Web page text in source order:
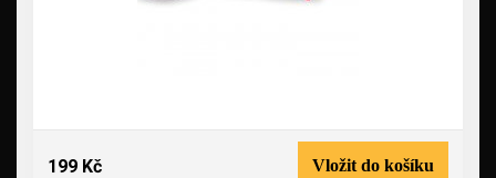
199 Kč Vložit do košíku